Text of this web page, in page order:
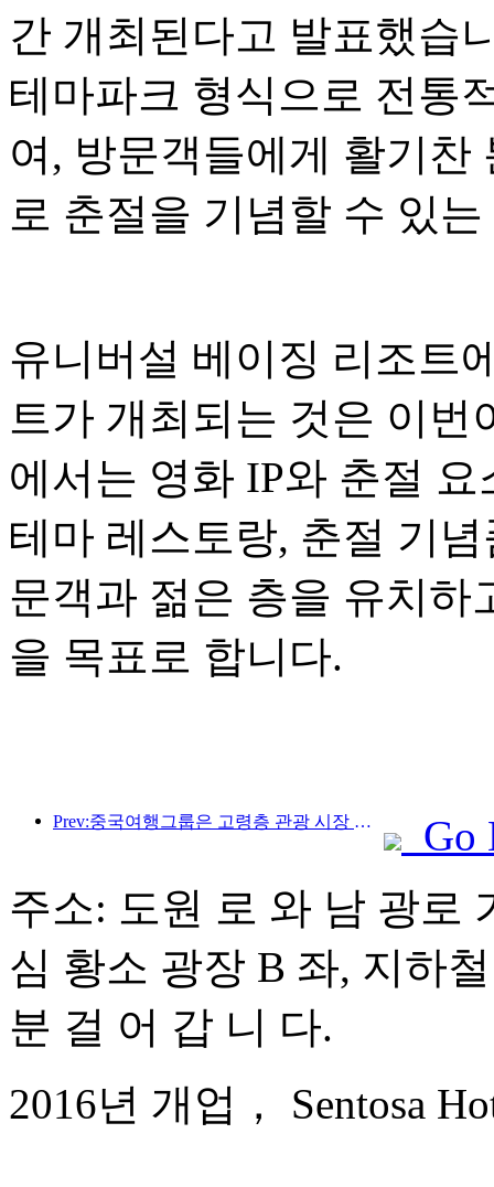
간 개최된다고 발표했습
테마파크 형식으로 전통
여, 방문객들에게 활기찬
로 춘절을 기념할 수 있
유니버설 베이징 리조트
트가 개최되는 것은 이
에서는 영화 IP와 춘절
테마 레스토랑, 춘절 기
문객과 젊은 층을 유치하
을 목표로 합니다.
Prev:중국여행그룹은 고령층 관광 시장 진출을 위해 '차이나 트래블 굿 타임즈(China Travel Good Times)' 브랜드를 론칭했다.
Go
주소: 도원 로 와 남 광로
심 황소 광장 B 좌, 지하
분 걸 어 갑 니 다.
2016년 개업， Sentosa